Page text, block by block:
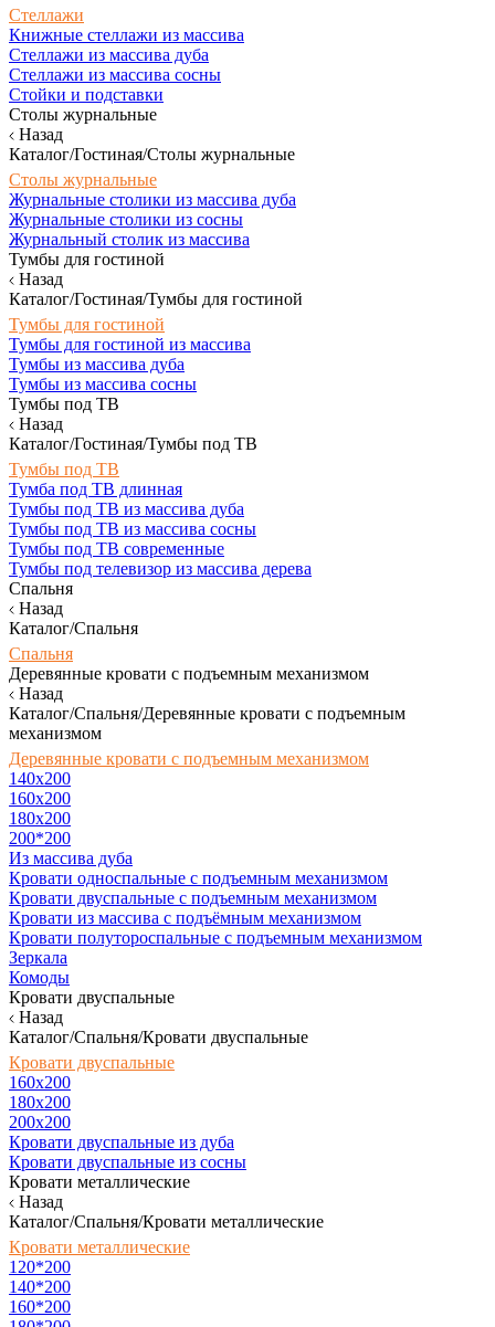
Стеллажи
Книжные стеллажи из массива
Стеллажи из массива дуба
Стеллажи из массива сосны
Стойки и подставки
Столы журнальные
Назад
Каталог/Гостиная/Столы журнальные
Столы журнальные
Журнальные столики из массива дуба
Журнальные столики из сосны
Журнальный столик из массива
Тумбы для гостиной
Назад
Каталог/Гостиная/Тумбы для гостиной
Тумбы для гостиной
Тумбы для гостиной из массива
Тумбы из массива дуба
Тумбы из массива сосны
Тумбы под ТВ
Назад
Каталог/Гостиная/Тумбы под ТВ
Тумбы под ТВ
Тумба под ТВ длинная
Тумбы под ТВ из массива дуба
Тумбы под ТВ из массива сосны
Тумбы под ТВ современные
Тумбы под телевизор из массива дерева
Спальня
Назад
Каталог/Спальня
Спальня
Деревянные кровати с подъемным механизмом
Назад
Каталог/Спальня/Деревянные кровати с подъемным
механизмом
Деревянные кровати с подъемным механизмом
140x200
160х200
180х200
200*200
Из массива дуба
Кровати односпальные с подъемным механизмом
Кровати двуспальные с подъемным механизмом
Кровати из массива с подъёмным механизмом
Кровати полутороспальные с подъемным механизмом
Зеркала
Комоды
Кровати двуспальные
Назад
Каталог/Спальня/Кровати двуспальные
Кровати двуспальные
160х200
180x200
200x200
Кровати двуспальные из дуба
Кровати двуспальные из сосны
Кровати металлические
Назад
Каталог/Спальня/Кровати металлические
Кровати металлические
120*200
140*200
160*200